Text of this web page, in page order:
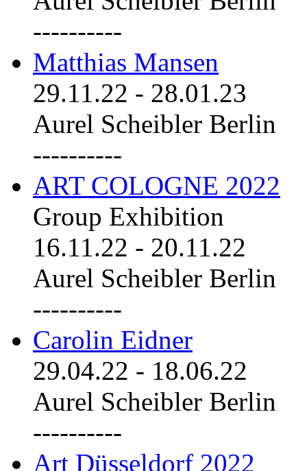
----------
Matthias Mansen
29.11.22 - 28.01.23
Aurel Scheibler Berlin
----------
ART COLOGNE 2022
Group Exhibition
16.11.22 - 20.11.22
Aurel Scheibler Berlin
----------
Carolin Eidner
29.04.22 - 18.06.22
Aurel Scheibler Berlin
----------
Art Düsseldorf 2022